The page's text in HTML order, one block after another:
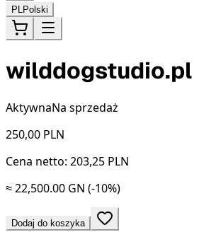
PLPolski
wilddogstudio.pl
AktywnaNa sprzedaż
250,00 PLN
Cena netto: 203,25 PLN
≈ 22,500.00 GN (-10%)
Dodaj do koszyka